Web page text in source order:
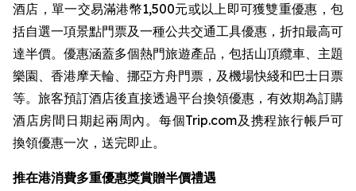
酒店，單一交易滿港幣1,500元或以上即可獲雙重優惠，包
括自選一項景點門票及一種公共交通工具優惠，折扣最高可
達半價。優惠涵蓋多個熱門旅遊產品，包括山頂纜車、主題
樂園、香港摩天輪、挪亞方舟門票，及機場快綫和巴士日票
等。旅客預訂酒店後直接透過平台換領優惠，有效期為訂購
酒店房間日期起兩周內。每個Trip.com及携程旅行帳戶可
換領優惠一次，送完即止。
推在港消費多重優惠獎賞贈半價禮遇